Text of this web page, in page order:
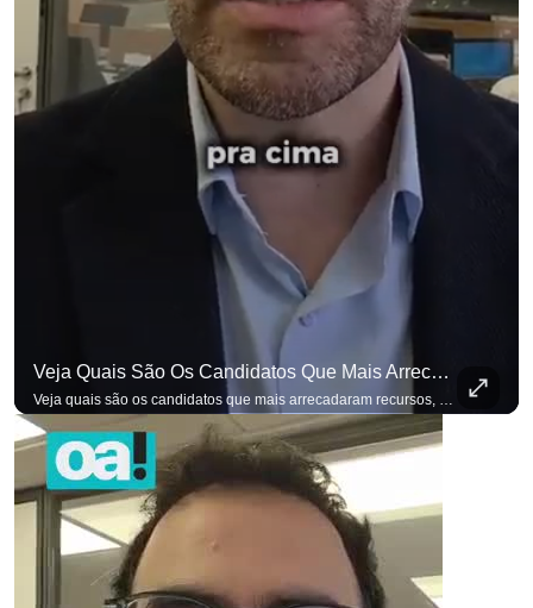
Veja Quais São Os Candidatos Que Mais Arrecadaram Recursos, Até Agora, Por Meio De Vaquinhas Eleito